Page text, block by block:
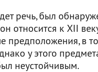
речь, был
относится к XII
предположения, в
у этого
неустойчивым.